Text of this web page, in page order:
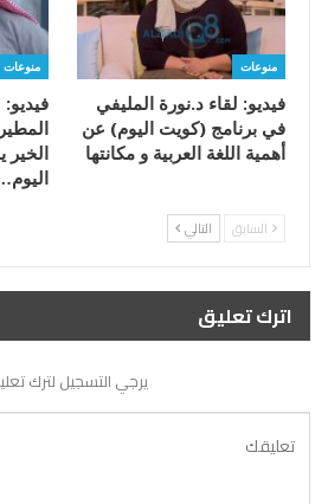
منوعات
فيديو: لقاء د.نورة المليفي
في برنامج (كويت اليوم) عن
أهمية اللغة العربية و مكانتها
منوعات
الخير
السابق التالي
اترك تعليق
يرجي التسجيل لترك